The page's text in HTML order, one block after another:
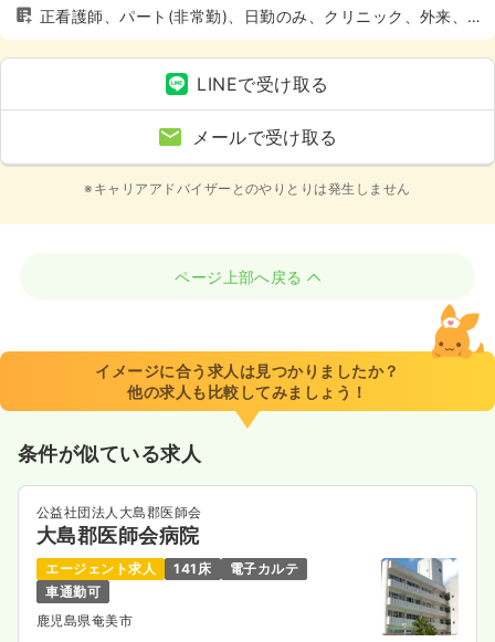
正看護師、パート(非常勤)、日勤のみ、クリニック、外来、4
週8休以上
LINEで受け取る
メールで受け取る
※キャリアアドバイザーとのやりとりは発生しません
ページ上部へ戻る
イメージに合う求人は見つかりましたか？
他の求人も比較してみましょう！
条件が似ている求人
公益社団法人大島郡医師会
大島郡医師会病院
エージェント求人 141床
電子カルテ
車通勤可
鹿児島県奄美市